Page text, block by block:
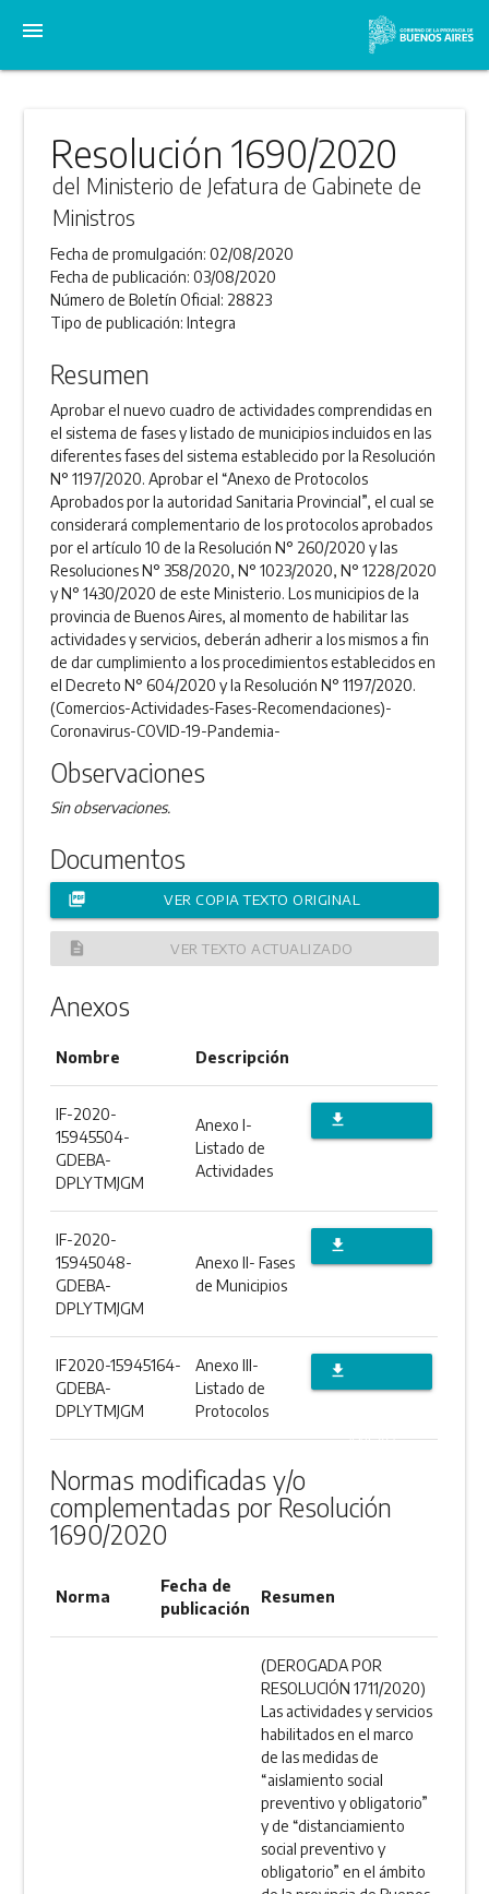
menu
Resolución 1690/2020
del Ministerio de Jefatura de Gabinete de
Ministros
Fecha de promulgación:02/08/2020
Fecha de publicación:03/08/2020
Número de Boletín Oficial: 28823
Tipo de publicación:Integra
Resumen
Aprobar el nuevo cuadro de actividades comprendidas en
el sistema de fases y listado de municipios incluidos en las
diferentes fases del sistema establecido por la Resolución
N° 1197/2020. Aprobar el “Anexo de Protocolos
Aprobados por la autoridad Sanitaria Provincial”, el cual se
considerará complementario de los protocolos aprobados
por el artículo 10 de la Resolución N° 260/2020 y las
Resoluciones N° 358/2020, N° 1023/2020, N° 1228/2020
y N° 1430/2020 de este Ministerio. Los municipios de la
provincia de Buenos Aires, al momento de habilitar las
actividades y servicios, deberán adherir a los mismos a fin
de dar cumplimiento a los procedimientos establecidos en
el Decreto N° 604/2020 y la Resolución N° 1197/2020.
(Comercios-Actividades-Fases-Recomendaciones)-
Coronavirus-COVID-19-Pandemia-
Observaciones
Sin observaciones.
Documentos
picture_as_pdf VER COPIA TEXTO ORIGINAL
description VER TEXTO ACTUALIZADO
Anexos
Nombre Descripción
IF-2020-
15945504-
GDEBA-
DPLYTMJGM
Anexo I-
Listado de
Actividades
file_download
IF-2020-
15945048-
GDEBA-
DPLYTMJGM
Anexo II- Fases
de Municipios
file_download
IF2020-15945164-
GDEBA-
DPLYTMJGM
Anexo III-
Listado de
Protocolos
file_download
ANEXO
Normas modificadas y/o
complementadas por Resolución
1690/2020
Norma
Fecha de
publicación
Resumen
(DEROGADA POR
RESOLUCIÓN 1711/2020)
Las actividades y servicios
habilitados en el marco
de las medidas de
“aislamiento social
preventivo y obligatorio”
y de “distanciamiento
social preventivo y
obligatorio” en el ámbito